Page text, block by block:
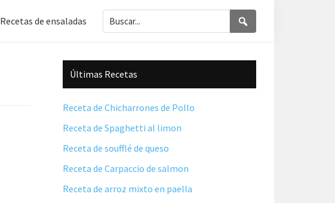
Recetas de ensaladas Buscar...
Barra
lateral
principal
Últimas Recetas
Receta de Chicharrones de Pollo
Receta de Spaghetti al limon
Receta de soufflé de queso
Receta de Carpaccio de salmon
Receta de arroz mixto en paella